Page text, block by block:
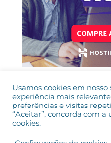
© 2025 •
Atendimento: de seg a
Usamos cookies em nosso
experiência mais
preferências e visitas
“Aceitar”, concorda com a
cookies.